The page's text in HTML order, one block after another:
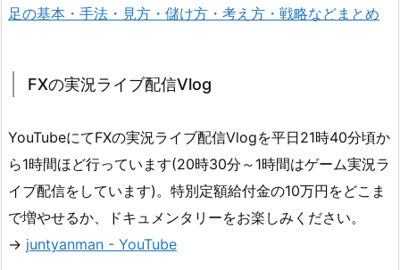
足の基本・手法・見方・儲け方・考え方・戦略などまとめ
FXの実況ライブ配信Vlog
YouTubeにてFXの実況ライブ配信Vlogを平日21時40分頃か
ら1時間ほど行っています(20時30分～1時間はゲーム実況ラ
イブ配信をしています)。特別定額給付金の10万円をどこま
で増やせるか、ドキュメンタリーをお楽しみください。
→ juntyanman - YouTube